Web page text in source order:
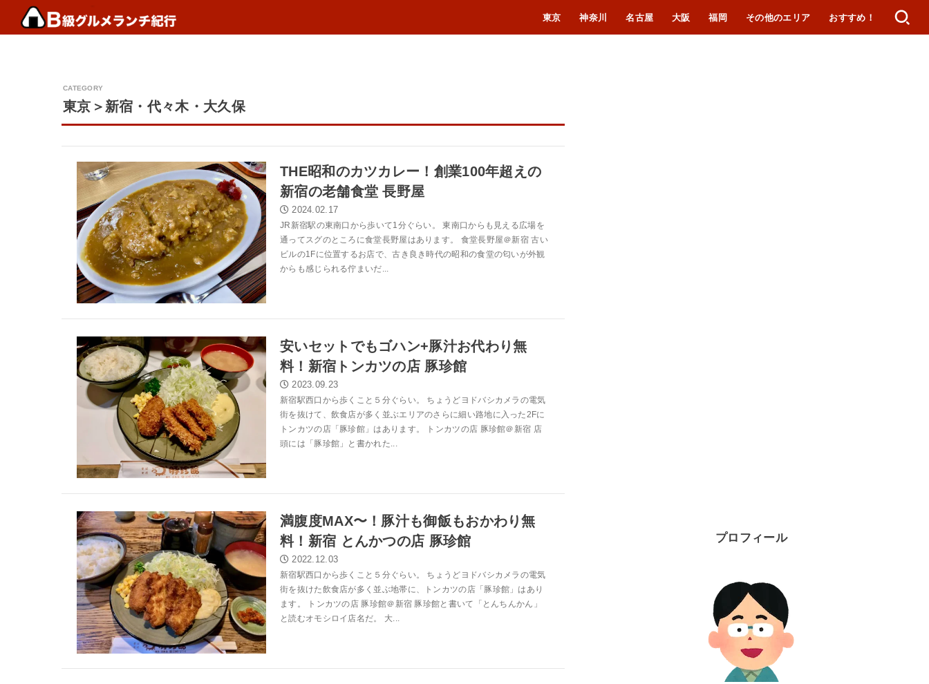
東京 神奈川 名古屋 大阪 福岡 その他のエリア おすすめ！
東京＞新宿・代々木・大久保
THE昭和のカツカレー！創業100年超えの
新宿の老舗食堂 長野屋
2024.02.17
JR新宿駅の東南口から歩いて1分ぐらい。 東南口からも見える広場を
通ってスグのところに食堂長野屋はあります。 食堂長野屋＠新宿 古い
ビルの1Fに位置するお店で、古き良き時代の昭和の食堂の匂いが外観
からも感じられる佇まいだ...
安いセットでもゴハン+豚汁お代わり無
料！新宿トンカツの店 豚珍館
2023.09.23
新宿駅西口から歩くこと５分ぐらい。 ちょうどヨドバシカメラの電気
街を抜けて、飲食店が多く並ぶエリアのさらに細い路地に入った2Fに
トンカツの店「豚珍館」はあります。 トンカツの店 豚珍館＠新宿 店
頭には「豚珍館」と書かれた...
満腹度MAX〜！豚汁も御飯もおかわり無
料！新宿 とんかつの店 豚珍館
2022.12.03
新宿駅西口から歩くこと５分ぐらい。 ちょうどヨドバシカメラの電気
街を抜けた飲食店が多く並ぶ地帯に、トンカツの店「豚珍館」はあり
ます。 トンカツの店 豚珍館＠新宿 豚珍館と書いて「とんちんかん」
と読むオモシロイ店名だ。 大...
プロフィール